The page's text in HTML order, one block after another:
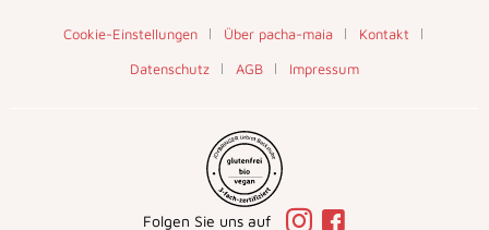
Cookie-Einstellungen Über pacha-maia
Kontakt
Datenschutz
AGB Impressum
Folgen Sie uns auf